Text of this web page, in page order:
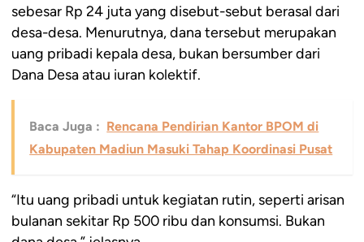
sebesar Rp 24 juta yang disebut-sebut berasal dari
desa-desa. Menurutnya, dana tersebut merupakan
uang pribadi kepala desa, bukan bersumber dari
Dana Desa atau iuran kolektif.
Baca Juga : Rencana Pendirian Kantor BPOM di
Kabupaten Madiun Masuki Tahap Koordinasi Pusat
“Itu uang pribadi untuk kegiatan rutin, seperti arisan
bulanan sekitar Rp 500 ribu dan konsumsi. Bukan